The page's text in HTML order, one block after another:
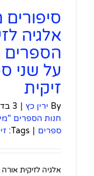
סיפורים
אלגיה
הספרים
על שני
זיקית
By ירין כץ 3 בדצמבר 2015
חנות הספרים
ספרים
Tags:
אלגיה לזיקית